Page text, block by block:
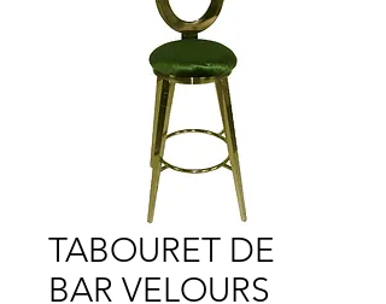
TABOURET DE
BAR VELOURS